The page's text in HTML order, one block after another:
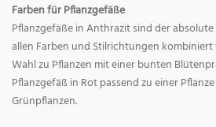
Farben für Pflanzgefäße
Pflanzgefäße in Anthrazit sind der
allen Farben und Stilrichtungen kombiniert
Wahl zu Pflanzen mit einer bunten
Pflanzgefäß in Rot passend zu einer
Grünpflanzen.